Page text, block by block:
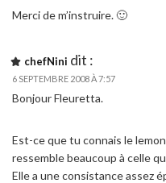
Merci de m’instruire. 🙂
chefNini dit :
6 SEPTEMBRE 2008 À 7:57
Bonjour Fleuretta.
Est-ce que tu connais le
ressemble beaucoup à celle
Elle a une consistance assez